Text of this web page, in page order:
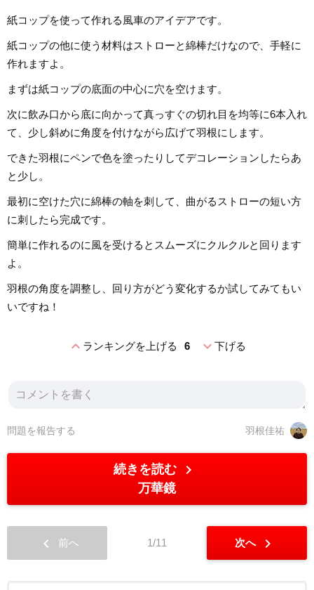
紙コップを使って作れる風車のアイデアです。
紙コップの他に使う材料はストローと綿棒だけなので、手軽に
作れますよ。
まずは紙コップの底面の中心に穴を空けます。
次に飲み口から底に向かって真っすぐの切れ目を均等に6本入れ
て、少し斜めに角度を付けながら広げて羽根にします。
できた羽根にペンで色を塗ったりしてデコレーションしたらあ
と少し。
最初に空けた穴に綿棒の軸を刺して、曲がるストローの短い方
に刺したら完成です。
簡単に作れるのに風を受けるとスムーズにクルクルと回ります
よ。
羽根の角度を調整し、回り方がどう変化するか試してみてもい
いですね！
expand_lessランキングを上げる 6 expand_more下げる
羽根佳祐
問題を報告する
続きを読む chevron_right
万華鏡
chevron_left 前へ 1/11 次へ chevron_right